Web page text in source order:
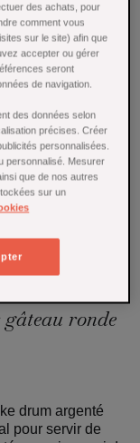
gâteau ronde
drum argenté
pour servir de
des achats, pour
comment vous
sur le site) afin que
accepter ou gérer
seront
de navigation.
des données selon
précises. Créer
personnalisées.
personnalisé. Mesurer
que de nos autres
sur un